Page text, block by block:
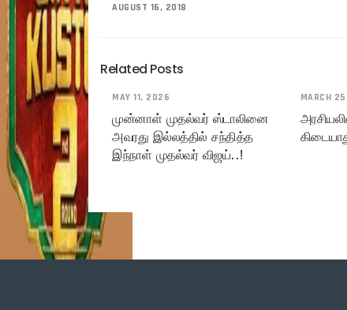
AUGUST 16, 2018
Related Posts
MAY 11, 2026
முன்னாள் முதல்வர் ஸ்டாலினை
அவரது இல்லத்தில் சந்தித்த
இந்நாள் முதல்வர் விஜய்..!
MARCH